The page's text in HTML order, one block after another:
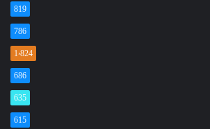
819
786
1٬824
686
635
615